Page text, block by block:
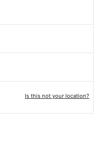
Is this not your location?